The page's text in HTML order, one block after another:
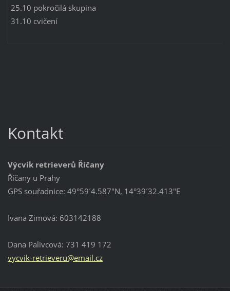
25.10 pokročilá skupina
31.10 cvičení
Kontakt
Výcvik retrieverů Říčany
Říčany u Prahy
GPS souřadnice: 49°59´4.587"N, 14°39´32.413"E
Ivana Zimová: 603142188
Dana Palivcová: 731 419 172
vycvik-retrieveru@email.cz